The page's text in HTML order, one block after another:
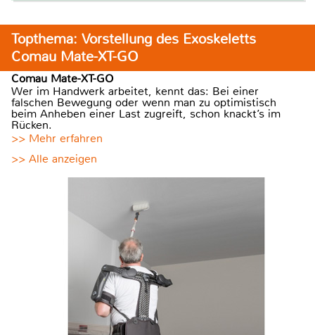
Topthema: Vorstellung des Exoskeletts
Comau Mate-XT-GO
Comau Mate-XT-GO
Wer im Handwerk arbeitet, kennt das: Bei einer
falschen Bewegung oder wenn man zu optimistisch
beim Anheben einer Last zugreift, schon knackt’s im
Rücken.
>> Mehr erfahren
>> Alle anzeigen